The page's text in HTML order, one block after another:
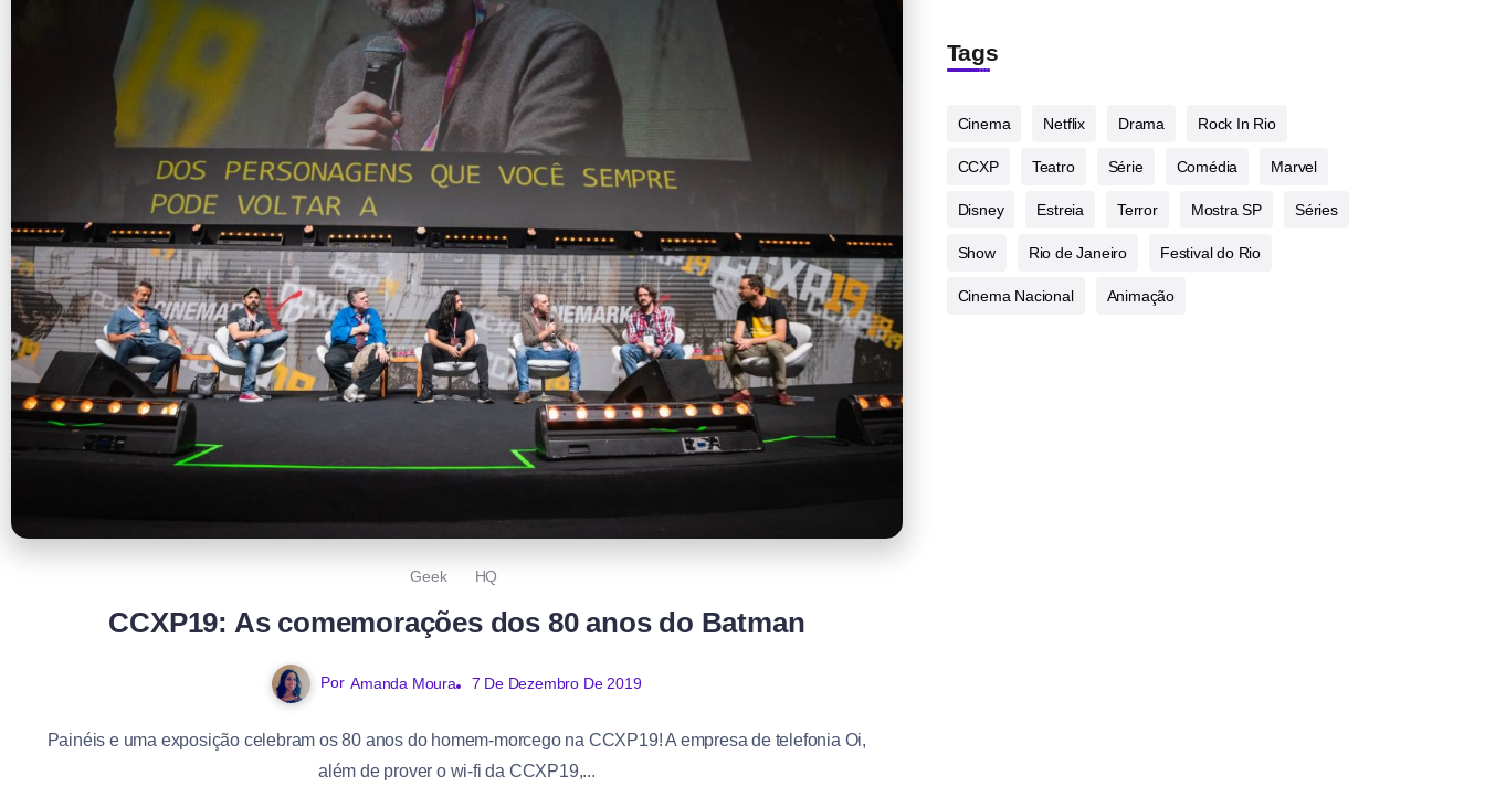
Geek HQ
CCXP19: As comemorações dos 80 anos do Batman
Por Amanda Moura 7 De Dezembro De 2019
Painéis e uma exposição celebram os 80 anos do homem-morcego na CCXP19! A empresa de telefonia Oi,
além de prover o wi-fi da CCXP19,...
Tags
Cinema Netflix Drama Rock In Rio
CCXP Teatro Série Comédia Marvel
Disney Estreia Terror Mostra SP Séries
Show Rio de Janeiro Festival do Rio
Cinema Nacional Animação